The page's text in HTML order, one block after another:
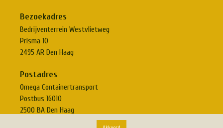
Bezoekadres
Bedrijventerrein Westvlietweg
Prisma 10
2495 AR Den Haag
Postadres
Omega Containertransport
Postbus 16010
2500 BA Den Haag